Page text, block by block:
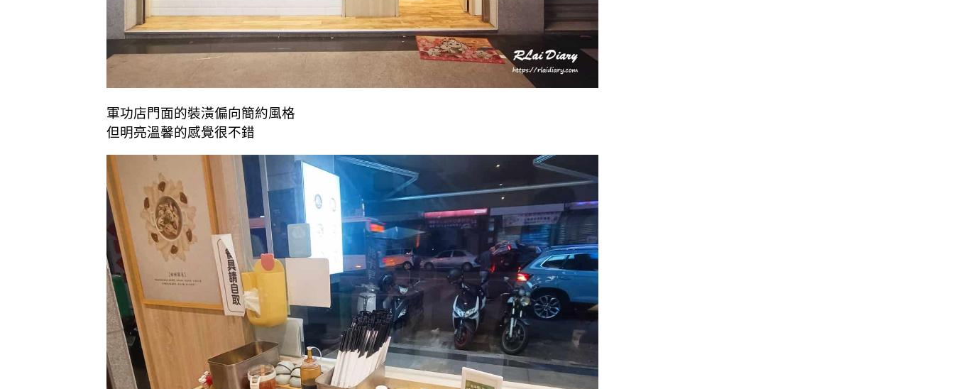
軍功店門面的裝潢偏向簡約風格
但明亮溫馨的感覺很不錯